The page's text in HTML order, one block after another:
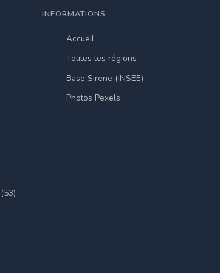
INFORMATIONS
Accueil
Toutes les régions
Base Sirene (INSEE)
Photos Pexels